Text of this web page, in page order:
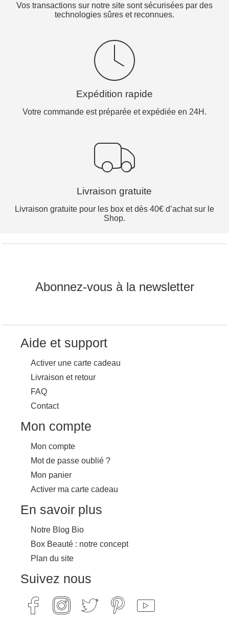
Vos transactions sur notre site sont sécurisées par des
technologies sûres et reconnues.
Expédition rapide
Votre commande est préparée et expédiée en 24H.
Livraison gratuite
Livraison gratuite pour les box et dès 40€ d’achat sur le
Shop.
Abonnez-vous à la newsletter
Aide et support
Activer une carte cadeau
Livraison et retour
FAQ
Contact
Mon compte
Mon compte
Mot de passe oublié ?
Mon panier
Activer ma carte cadeau
En savoir plus
Notre Blog Bio
Box Beauté : notre concept
Plan du site
Suivez nous